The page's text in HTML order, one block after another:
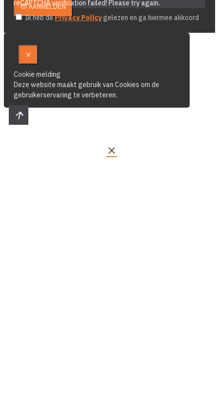
AANMELDEN
reCAPTCHA verification failed! Please try again.
Ik heb dePrivacy Policygelezen en ga hiermee akkoord
Cookie melding
Deze website maakt gebruik van Cookies om de
gebruikerservaring te verbeteren.